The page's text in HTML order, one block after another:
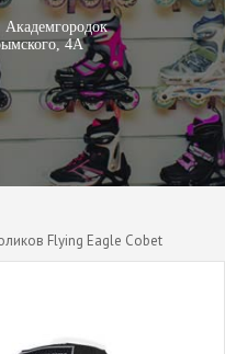
4А
Flying Eagle Cobet